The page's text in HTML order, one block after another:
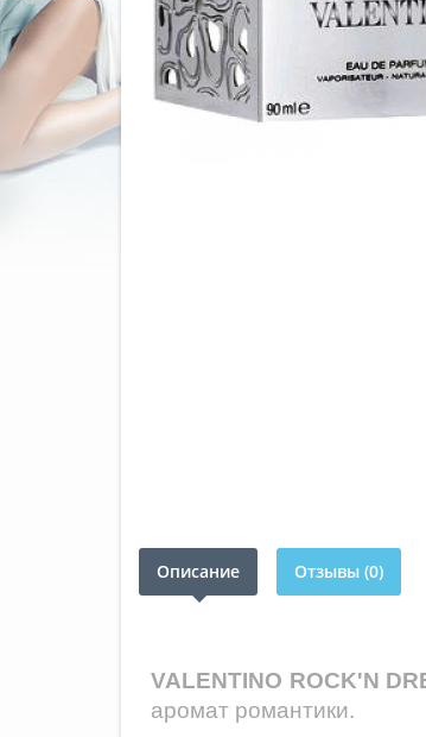
Описание Отзывы (0)
VALENTINO ROCK'N
аромат романтики.